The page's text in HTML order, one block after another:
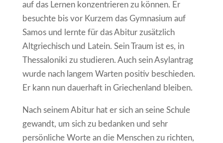
auf das Lernen konzentrieren zu können. Er
besuchte bis vor Kurzem das Gymnasium auf
Samos und lernte für das Abitur zusätzlich
Altgriechisch und Latein. Sein Traum ist es, in
Thessaloniki zu studieren. Auch sein Asylantrag
wurde nach langem Warten positiv beschieden.
Er kann nun dauerhaft in Griechenland bleiben.
Nach seinem Abitur hat er sich an seine Schule
gewandt, um sich zu bedanken und sehr
persönliche Worte an die Menschen zu richten,